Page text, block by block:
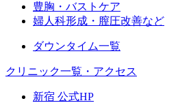
豊胸・バストケア
婦人科形成・膣圧改善など
ダウンタイム一覧
クリニック一覧・アクセス
新宿 公式HP